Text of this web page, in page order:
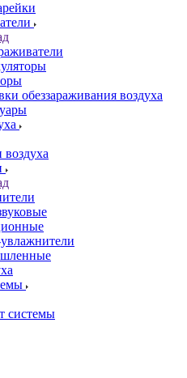
обеззараживания воздуха
системы